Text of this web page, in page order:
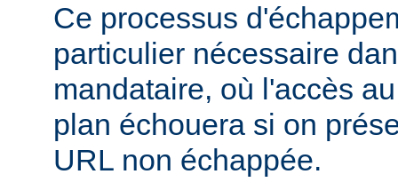
Ce processus
particulier nécessaire
mandataire, où l'accès
plan échouera si on
URL non échappée.